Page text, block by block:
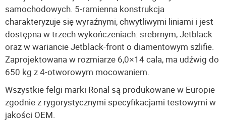
samochodowych. 5-ramienna konstrukcja
charakteryzuje się wyraźnymi, chwytliwymi liniami i jest
dostępna w trzech wykończeniach: srebrnym, Jetblack
oraz w wariancie Jetblack-front o diamentowym szlifie.
Zaprojektowana w rozmiarze 6,0×14 cala, ma udźwig do
650 kg z 4-otworowym mocowaniem.
Wszystkie felgi marki Ronal są produkowane w Europie
zgodnie z rygorystycznymi specyfikacjami testowymi w
jakości OEM.